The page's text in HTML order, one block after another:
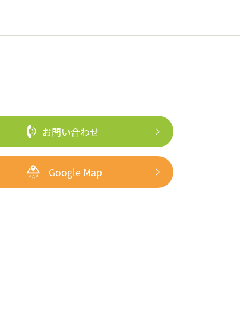
お問い合わせ
Google Map